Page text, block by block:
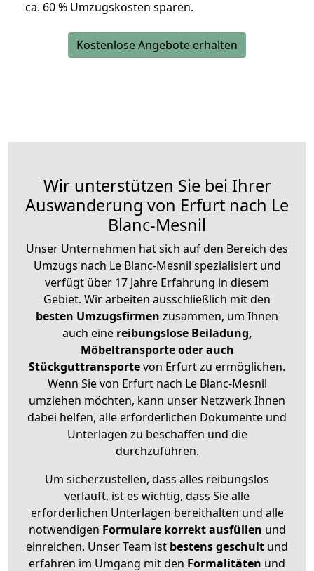
ca. 60 % Umzugskosten sparen.
Kostenlose Angebote erhalten
Wir unterstützen Sie bei Ihrer
Auswanderung von Erfurt nach Le
Blanc-Mesnil
Unser Unternehmen hat sich auf den Bereich des
Umzugs nach Le Blanc-Mesnil spezialisiert und
verfügt über 17 Jahre Erfahrung in diesem
Gebiet. Wir arbeiten ausschließlich mit den
besten Umzugsfirmen zusammen, um Ihnen
auch eine reibungslose Beiladung,
Möbeltransporte oder auch
Stückguttransportevon Erfurt zu ermöglichen.
Wenn Sie von Erfurt nach Le Blanc-Mesnil
umziehen möchten, kann unser Netzwerk Ihnen
dabei helfen, alle erforderlichen Dokumente und
Unterlagen zu beschaffen und die
durchzuführen.
Um sicherzustellen, dass alles reibungslos
verläuft, ist es wichtig, dass Sie alle
erforderlichen Unterlagen bereithalten und alle
notwendigen Formulare korrekt ausfüllen und
einreichen. Unser Team ist bestens geschult und
erfahren im Umgang mit den Formalitäten und